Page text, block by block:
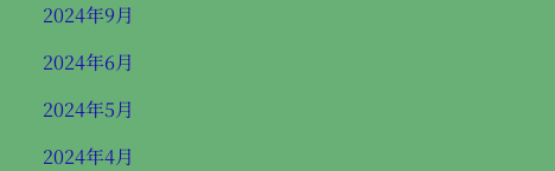
2024年9月
2024年6月
2024年5月
2024年4月